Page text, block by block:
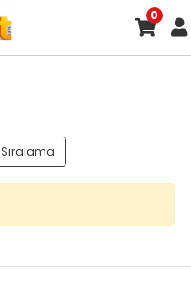
0
Sıralama